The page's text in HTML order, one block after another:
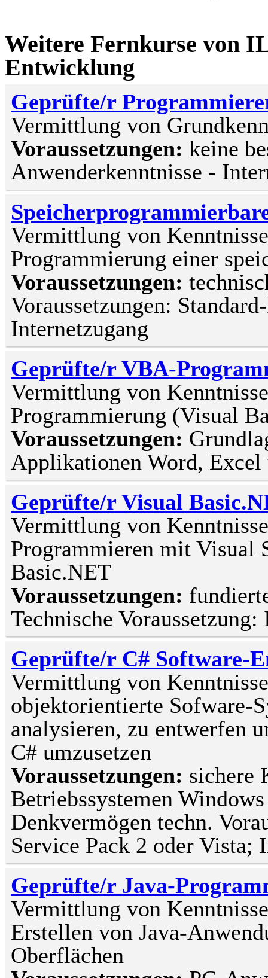
Weitere Fernkurse von
Entwicklung
Geprüfte/r
Vermittlung von
Voraussetzungen: keine
Anwenderkenntnisse -
Vermittlung von
Programmierung einer
Voraussetzungen:
Voraussetzungen:
Internetzugang
Geprüfte/r VBA-
Vermittlung von
Programmierung (Visual
Voraussetzungen:
Applikationen Word, Excel
Geprüfte/r Visual
Vermittlung von
Programmieren mit Visual
Basic.NET
Voraussetzungen:
Technische
Geprüfte/r C# Software-
Vermittlung von
objektorientierte Sofware-
analysieren, zu entwerfen
C# umzusetzen
Voraussetzungen: sichere
Betriebssystemen
Denkvermögen techn.
Service Pack 2 oder
Geprüfte/r Java-
Vermittlung von
Erstellen von Java-
Oberflächen